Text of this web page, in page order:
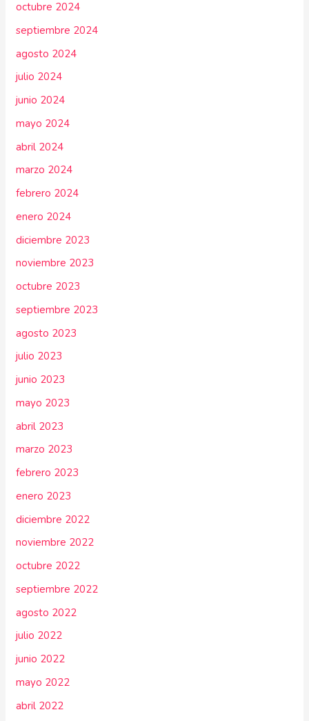
octubre 2024
septiembre 2024
agosto 2024
julio 2024
junio 2024
mayo 2024
abril 2024
marzo 2024
febrero 2024
enero 2024
diciembre 2023
noviembre 2023
octubre 2023
septiembre 2023
agosto 2023
julio 2023
junio 2023
mayo 2023
abril 2023
marzo 2023
febrero 2023
enero 2023
diciembre 2022
noviembre 2022
octubre 2022
septiembre 2022
agosto 2022
julio 2022
junio 2022
mayo 2022
abril 2022